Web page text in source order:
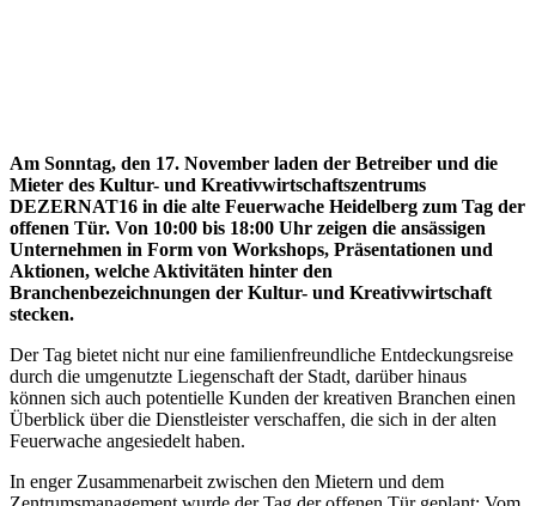
Am Sonntag, den 17. November laden der Betreiber und die
Mieter des Kultur- und Kreativwirtschaftszentrums
DEZERNAT16 in die alte Feuerwache Heidelberg zum Tag der
offenen Tür. Von 10:00 bis 18:00 Uhr zeigen die ansässigen
Unternehmen in Form von Workshops, Präsentationen und
Aktionen, welche Aktivitäten hinter den
Branchenbezeichnungen der Kultur- und Kreativwirtschaft
stecken.
Der Tag bietet nicht nur eine familienfreundliche Entdeckungsreise
durch die umgenutzte Liegenschaft der Stadt, darüber hinaus
können sich auch potentielle Kunden der kreativen Branchen einen
Überblick über die Dienstleister verschaffen, die sich in der alten
Feuerwache angesiedelt haben.
In enger Zusammenarbeit zwischen den Mietern und dem